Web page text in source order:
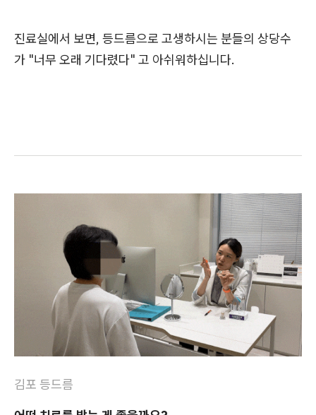
진료실에서 보면, 등드름으로 고생하시는 분들의 상당수
가 "너무 오래 기다렸다" 고 아쉬워하십니다.
김포 등드름